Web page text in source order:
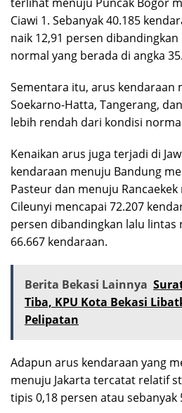
Ciawi 1. Sebanyak 40.185
naik 12,91 persen
normal yang berada di angka
Sementara itu, arus kendaraan
Soekarno-Hatta, Tangerang,
lebih rendah dari kondisi
Kenaikan arus juga terjadi di
kendaraan menuju Bandung
Pasteur dan menuju
Cileunyi mencapai 72.207
persen dibandingkan lalu lintas
66.667 kendaraan.
Berita Bekasi Lainnya
Tiba, KPU Kota Bekasi
Pelipatan
Adapun arus kendaraan yang
menuju Jakarta tercatat relatif
tipis 0,18 persen atau sebanyak